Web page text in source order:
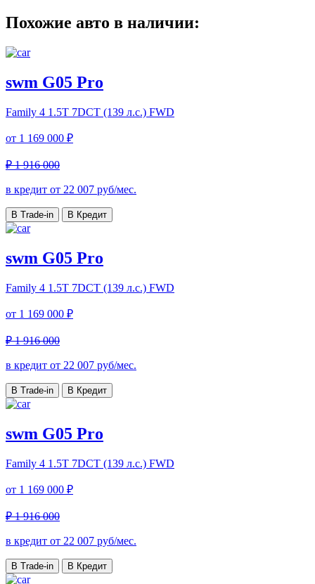
Похожие авто в наличии:
swm G05 Pro
Family 4 1.5T 7DCT (139 л.с.) FWD
от 1 169 000 ₽
₽ 1 916 000
в кредит от 22 007 руб/мес.
В Trade-in В Кредит
swm G05 Pro
Family 4 1.5T 7DCT (139 л.с.) FWD
от 1 169 000 ₽
₽ 1 916 000
в кредит от 22 007 руб/мес.
В Trade-in В Кредит
swm G05 Pro
Family 4 1.5T 7DCT (139 л.с.) FWD
от 1 169 000 ₽
₽ 1 916 000
в кредит от 22 007 руб/мес.
В Trade-in В Кредит